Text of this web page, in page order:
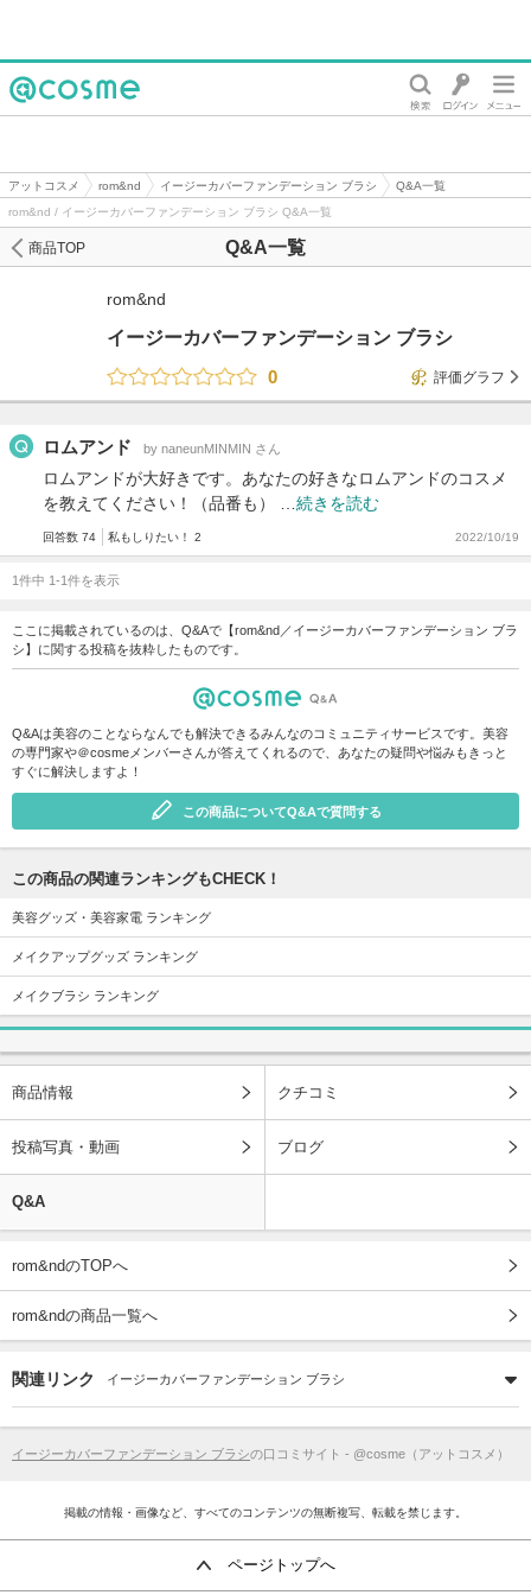
アットコスメ rom&nd イージーカバーファンデーション ブラシ
Q&A一覧
rom&nd / イージーカバーファンデーション ブラシ Q&A一覧
Q&A一覧
商品TOP
rom&nd
イージーカバーファンデーション ブラシ
0
評価グラフ
ロムアンド by naneunMINMIN さん
ロムアンドが大好きです。あなたの好きなロムアンドのコスメ
を教えてください！（品番も） … 続きを読む
回答数 74 私もしりたい！ 2 2022/10/19
1件中 1-1件を表示
ここに掲載されているのは、Q&Aで【rom&nd／イージーカバーファンデーション ブラ
シ】に関する投稿を抜粋したものです。
Q&Aは美容のことならなんでも解決できるみんなのコミュニティサービスです。美容
の専門家や＠cosmeメンバーさんが答えてくれるので、あなたの疑問や悩みもきっと
すぐに解決しますよ！
この商品についてQ&Aで質問する
この商品の関連ランキングもCHECK！
美容グッズ・美容家電 ランキング
メイクアップグッズ ランキング
メイクブラシ ランキング
商品情報 クチコミ
投稿写真・動画 ブログ
Q&A
rom&ndのTOPへ
rom&ndの商品一覧へ
関連リンク イージーカバーファンデーション ブラシ
イージーカバーファンデーション ブラシの口コミサイト - @cosme（アットコスメ）
掲載の情報・画像など、すべてのコンテンツの無断複写、転載を禁じます。
ページトップへ